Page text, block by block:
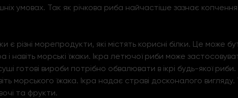
умовах. Так як річкова риба найчастіше зазнає копчення
є різні морепродукти, які містять корисні білки. Це може
і навіть морські їжаки. Ікра летючої риби може
готові вироби потрібно обвалювати в ікрі будь-якої
морського їжака. Ікра надає страві досконалого
та фрукти.